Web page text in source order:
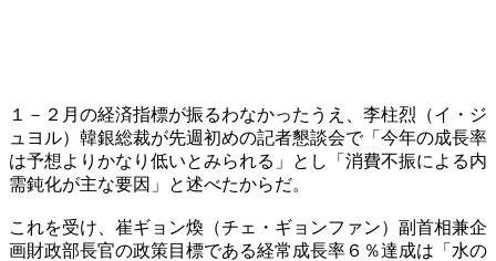
１－２月の経済指標が振るわなかったうえ、李柱烈（イ・ジ
ュヨル）韓銀総裁が先週初めの記者懇談会で「今年の成長率
は予想よりかなり低いとみられる」とし「消費不振による内
需鈍化が主な要因」と述べたからだ。
これを受け、崔ギョン煥（チェ・ギョンファン）副首相兼企
画財政部長官の政策目標である経常成長率６％達成は「水の